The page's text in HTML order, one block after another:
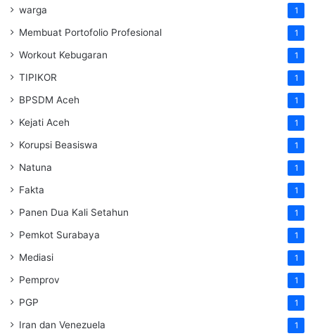
warga 1
Membuat Portofolio Profesional 1
Workout Kebugaran 1
TIPIKOR 1
BPSDM Aceh 1
Kejati Aceh 1
Korupsi Beasiswa 1
Natuna 1
Fakta 1
Panen Dua Kali Setahun 1
Pemkot Surabaya 1
Mediasi 1
Pemprov 1
PGP 1
Iran dan Venezuela 1